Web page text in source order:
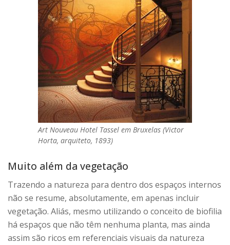
Art Nouveau Hotel Tassel em Bruxelas (Victor
Horta, arquiteto, 1893)
Muito além da vegetação
Trazendo a natureza para dentro dos espaços internos
não se resume, absolutamente, em apenas incluir
vegetação. Aliás, mesmo utilizando o conceito de biofilia
há espaços que não têm nenhuma planta, mas ainda
assim são ricos em referenciais visuais da natureza